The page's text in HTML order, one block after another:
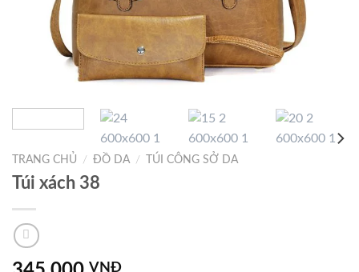
TRANG CHỦ / ĐỒ DA / TÚI CÔNG SỞ DA
Túi xách 38
VNĐ